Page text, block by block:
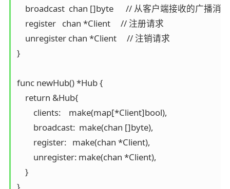
    broadcast  chan []byte      // 从客户端接收的广播消息
    register   chan *Client     // 注册请求
    unregister chan *Client     // 注销请求
}
func newHub() *Hub {
    return &Hub{
        clients:    make(map[*Client]bool),
        broadcast:  make(chan []byte),
        register:   make(chan *Client),
        unregister: make(chan *Client),
    }